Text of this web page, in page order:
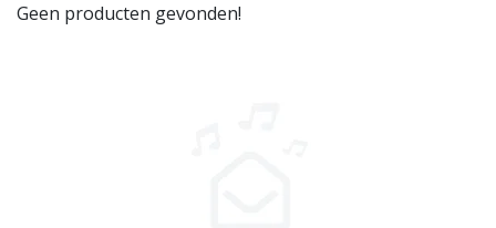
Geen producten gevonden!